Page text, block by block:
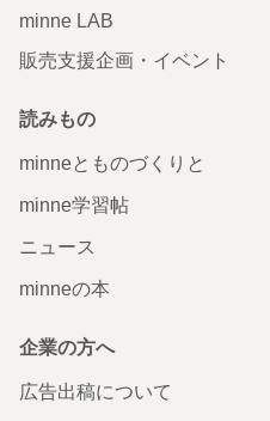
minne LAB
販売支援企画・イベント
読みもの
minneとものづくりと
minne学習帖
ニュース
minneの本
企業の方へ
広告出稿について